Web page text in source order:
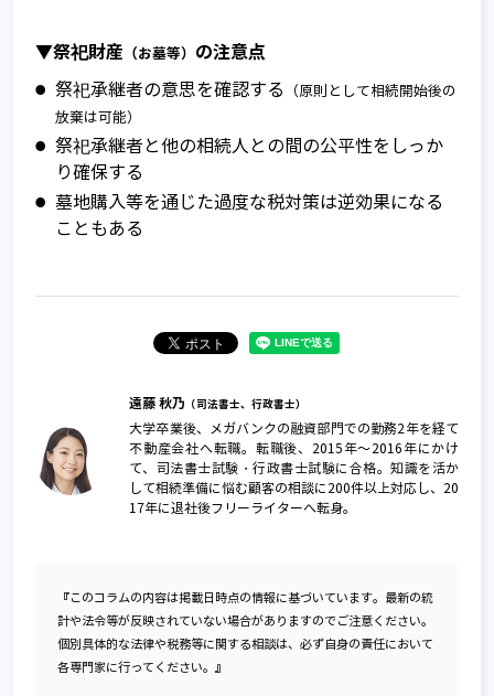
▼祭祀財産 （お墓等） の注意点
祭祀承継者の意思を確認する
（原則として相続開始後の
放棄は可能）
祭祀承継者と他の相続人との間の公平性をしっか
り確保する
墓地購入等を通じた過度な税対策は逆効果になる
こともある
遠藤 秋乃 （司法書士、行政書士）
大学卒業後、メガバンクの融資部門での勤務2年を経て
不動産会社へ転職。転職後、2015年～2016年にかけ
て、司法書士試験・行政書士試験に合格。知識を活か
して相続準備に悩む顧客の相談に200件以上対応し、20
17年に退社後フリーライターへ転身。
『このコラムの内容は掲載日時点の情報に基づいています。最新の統
計や法令等が反映されていない場合がありますのでご注意ください。
個別具体的な法律や税務等に関する相談は、必ず自身の責任において
各専門家に行ってください。』